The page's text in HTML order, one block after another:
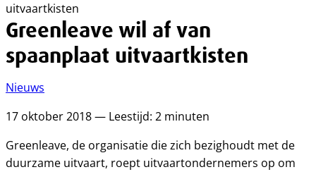
uitvaartkisten
Greenleave wil af van
spaanplaat uitvaartkisten
Nieuws
17 oktober 2018 — Leestijd: 2 minuten
Greenleave, de organisatie die zich bezighoudt met de
duurzame uitvaart, roept uitvaartondernemers op om